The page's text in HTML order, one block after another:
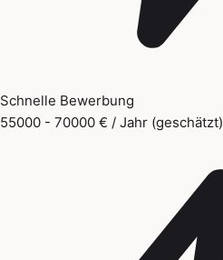
Schnelle Bewerbung
55000 - 70000 € / Jahr (geschätzt)